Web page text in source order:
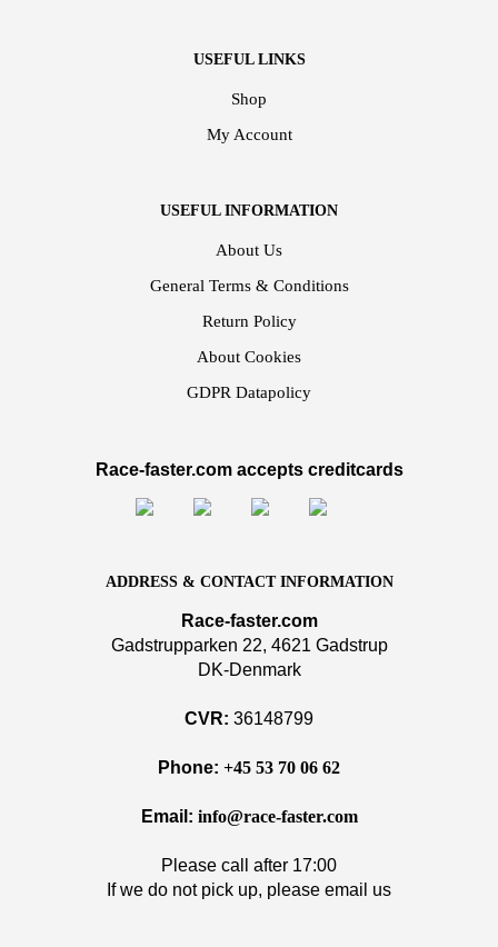
USEFUL LINKS
Shop
My Account
USEFUL INFORMATION
About Us
General Terms & Conditions
Return Policy
About Cookies
GDPR Datapolicy
Race-faster.com accepts creditcards
ADDRESS & CONTACT INFORMATION
Race-faster.com
Gadstrupparken 22, 4621 Gadstrup
DK-Denmark
CVR: 36148799
Phone: +45 53 70 06 62
Email: info@race-faster.com
Please call after 17:00
If we do not pick up, please email us